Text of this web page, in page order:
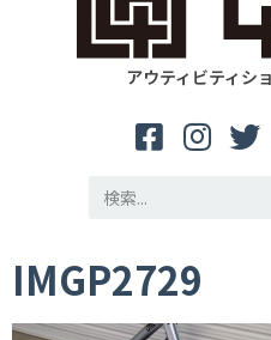
アウティビティシ
IMGP2729